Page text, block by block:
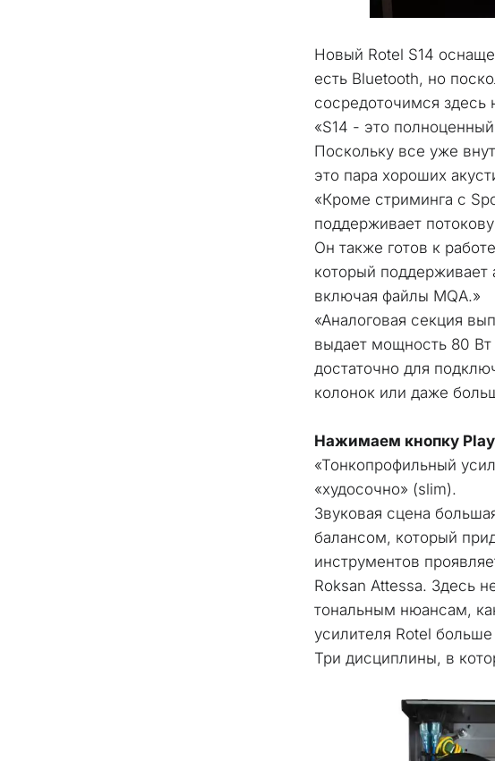
Новый Rotel S14
есть Bluetooth, но
сосредоточимся здесь
«S14 - это
Поскольку все уже
это пара хороших
«Кроме стриминга с
поддерживает
Он также готов к
который
включая файлы MQA.»
«Аналоговая секция
выдает мощность 80
достаточно для
колонок или даже
Нажимаем кнопку Play
«Тонкопрофильный
«худосочно» (slim).
Звуковая сцена
балансом, который
инструментов
Roksan Attessa. Здесь
тональным нюансам,
усилителя Rotel
Три дисциплины, в